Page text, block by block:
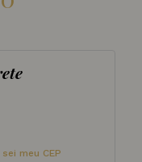
sei meu CEP